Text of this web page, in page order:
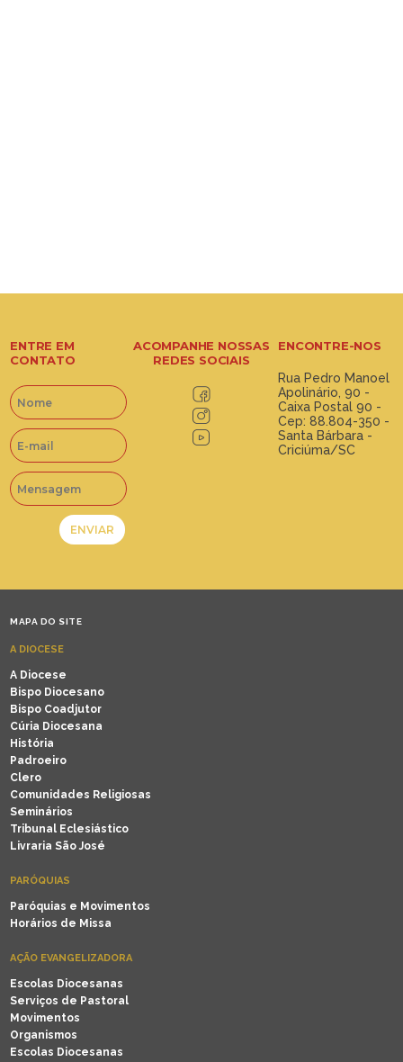
ENTRE EM
CONTATO
ACOMPANHE NOSSAS
REDES SOCIAIS
ENCONTRE-NOS
Rua Pedro Manoel
Apolinário, 90 -
Caixa Postal 90 -
Cep: 88.804-350 -
Santa Bárbara -
Criciúma/SC
MAPA DO SITE
A DIOCESE
A Diocese
Bispo Diocesano
Bispo Coadjutor
Cúria Diocesana
História
Padroeiro
Clero
Comunidades Religiosas
Seminários
Tribunal Eclesiástico
Livraria São José
PARÓQUIAS
Paróquias e Movimentos
Horários de Missa
AÇÃO EVANGELIZADORA
Escolas Diocesanas
Serviços de Pastoral
Movimentos
Organismos
Escolas Diocesanas